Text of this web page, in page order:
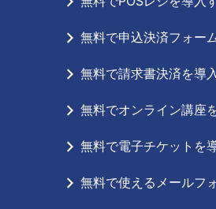
無料で申込決済フォー
無料で請求書決済を導
無料でオンライン講座
無料で電子チケットを
無料で使えるメールフ